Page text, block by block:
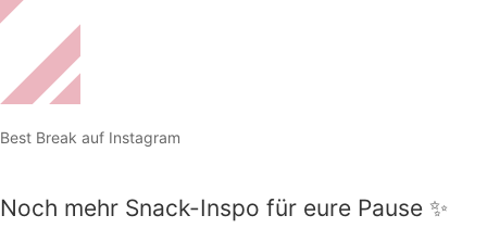
Best Break auf Instagram
Noch mehr Snack-Inspo für eure Pause ✨